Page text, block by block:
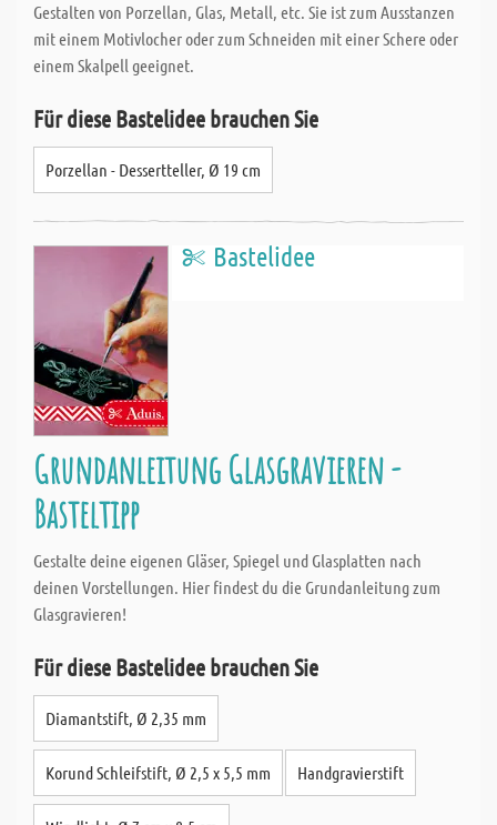
Gestalten von Porzellan, Glas, Metall, etc. Sie ist zum Ausstanzen
mit einem Motivlocher oder zum Schneiden mit einer Schere oder
einem Skalpell geeignet.
Für diese Bastelidee brauchen Sie
Porzellan - Dessertteller, Ø 19 cm
Bastelidee
Grundanleitung Glasgravieren -
Basteltipp
Gestalte deine eigenen Gläser, Spiegel und Glasplatten nach
deinen Vorstellungen. Hier findest du die Grundanleitung zum
Glasgravieren!
Für diese Bastelidee brauchen Sie
Diamantstift, Ø 2,35 mm
Korund Schleifstift, Ø 2,5 x 5,5 mm Handgravierstift